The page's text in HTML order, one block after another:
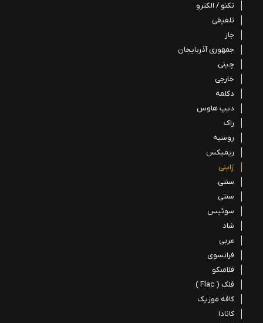
تکنو / الکترو
تلفیقی
جاز
جمهوری آذربایجان
چینی
خارجی
دکلمه
دیپ هاوس
راک
روسیه
ریمیکس
ژاپنی
سنتی
سنتی
سوئیس
شاد
عربی
فرانسوی
فلامنکو
فلک ( Flac )
کافه موزیک
کانادا